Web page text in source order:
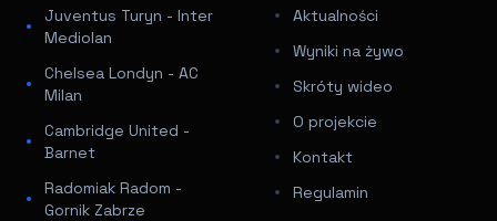
Juventus Turyn - Inter
Mediolan
Chelsea Londyn - AC
Milan
Cambridge United -
Barnet
Radomiak Radom -
Gornik Zabrze
Aktualności
Wyniki na żywo
Skróty wideo
O projekcie
Kontakt
Regulamin